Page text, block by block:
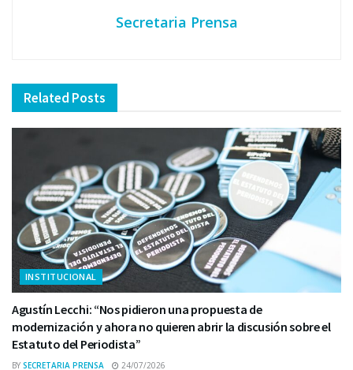
Secretaria Prensa
Related Posts
INSTITUCIONAL
Agustín Lecchi: “Nos pidieron una propuesta de
modernización y ahora no quieren abrir la discusión sobre el
Estatuto del Periodista”
BY SECRETARIA PRENSA 24/07/2026